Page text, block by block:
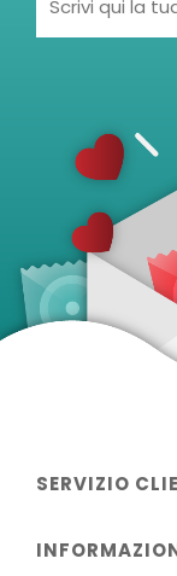
SERVIZIO